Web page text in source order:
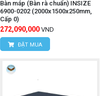
Bàn máp (Bàn rà chuẩn) INSIZE
6900-0202 (2000x1500x250mm,
Cấp 0)
272,090,000 VND
ĐẶT MUA